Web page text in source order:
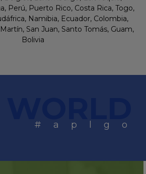
Perú, Puerto Rico, Costa Rica, Togo,
Namibia, Ecuador, Colombia,
Martín, San Juan, Santo Tomás, Guam,
Bolivia
#aplgo